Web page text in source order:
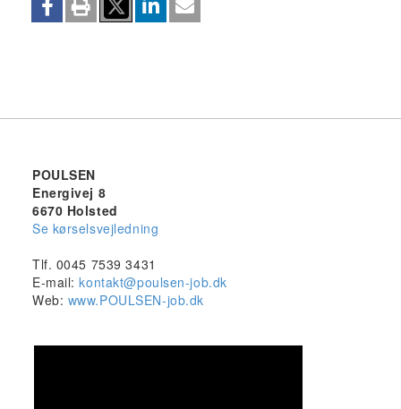
POULSEN
Energivej 8
6670 Holsted
Se kørselsvejledning
Tlf. 0045 7539 3431
E-mail:kontakt@poulsen-job.dk
Web: www.POULSEN-job.dk